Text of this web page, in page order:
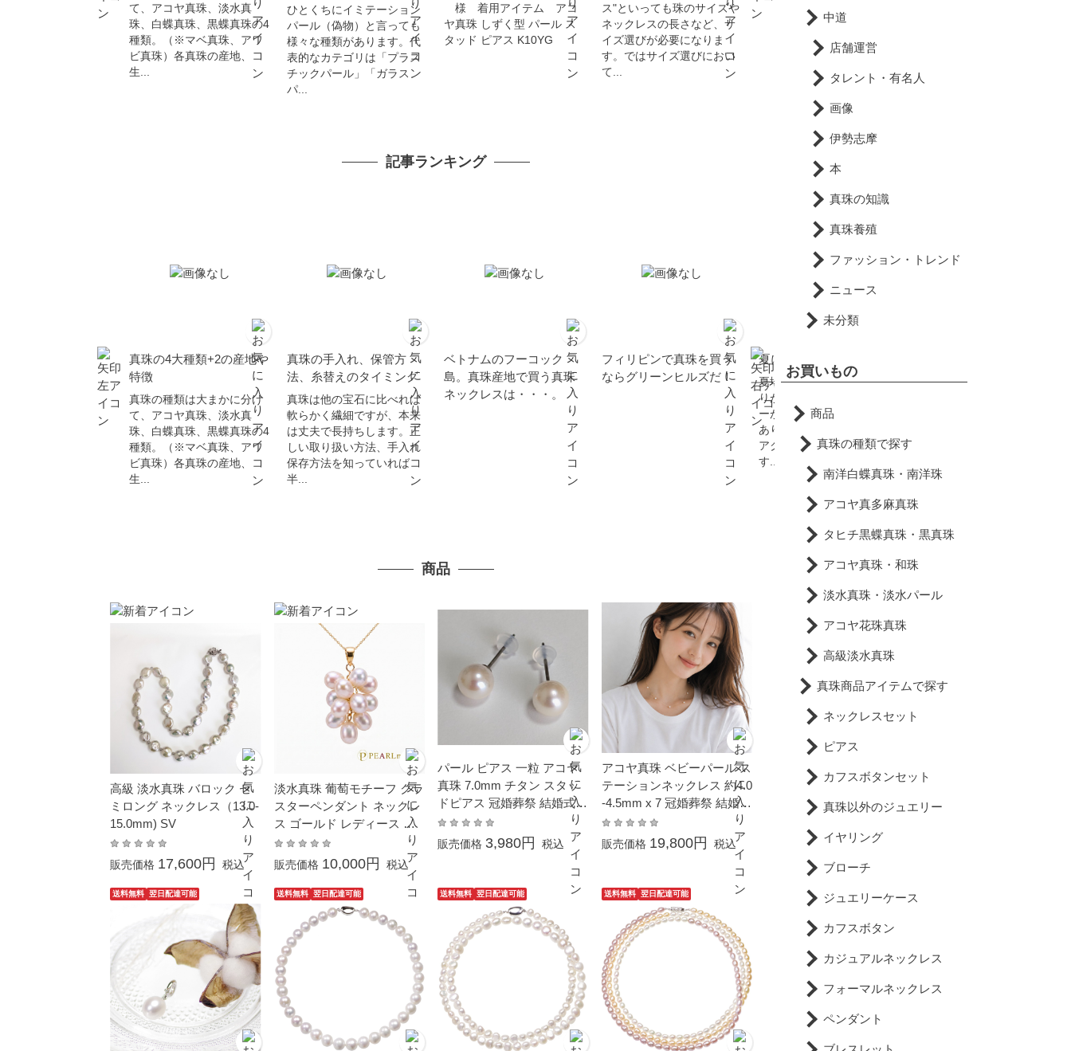
て、アコヤ真珠、淡水真
珠、白蝶真珠、黒蝶真珠の4
種類。（※マベ真珠、アワ
ビ真珠）各真珠の産地、
生...
ひとくちにイミテーション
パール（偽物）と言っても
様々な種類があります。代
表的なカテゴリは「プラス
チックパール」「ガラス
パ...
様 着用アイテム アコ
ヤ真珠 しずく型 パール ス
タッド ピアス K10YG
ス"といっても珠のサイズや
ネックレスの長さなど、サ
イズ選びが必要になりま
す。ではサイズ選びにおい
て...
記事ランキング
真珠の4大種類+2の産地や
特徴
真珠の種類は大まかに分け
て、アコヤ真珠、淡水真
珠、白蝶真珠、黒蝶真珠の4
種類。（※マベ真珠、アワ
ビ真珠）各真珠の産地、
生...
真珠の手入れ、保管方
法、糸替えのタイミング
真珠は他の宝石に比べれば
軟らかく繊細ですが、本来
は丈夫で長持ちします。正
しい取り扱い方法、手入れ
保存方法を知っていれば
半...
ベトナムのフーコック
島。真珠産地で買う真珠
ネックレスは・・・。
フィリピンで真珠を買う
ならグリーンヒルズだ！
夏に真珠をつけない理由
夏場は服装がシンプルにな
りがちなため、アクセサリ
ーが活かしやすい時期でも
あります。もちろん真珠の
アクセもバッチリなので
す...
商品
高級 淡水真珠 バロック セ
ミロング ネックレス（13.0-
15.0mm) SV
販売価格 17,600円 税込
淡水真珠 葡萄モチーフ クラ
スターペンダント ネックレ
ス ゴールド レディース シ
ンプル 上品 おしゃれ 普段
使い カジュアル プレゼント
販売価格 10,000円 税込
パール ピアス 一粒 アコヤ
真珠 7.0mm チタン スタッ
ドピアス 冠婚葬祭 結婚式
シリコン キャッチ 小さめ
本真珠 金属アレルギー対応
販売価格 3,980円 税込
アコヤ真珠 ベビーパール ス
テーションネックレス 約4.0
-4.5mm x 7 冠婚葬祭 結婚式
卒業 入園 入学式 母の日 ホ
ワイトデー プレゼント 金属
アレルギー対応 カジュアル
普段使い イエローゴールド
K10
販売価格 19,800円 税込
送料無料 翌日配達可能 送料無料 翌日配達可能 送料無料 翌日配達可能 送料無料 翌日配達可能
中道
店舗運営
タレント・有名人
画像
伊勢志摩
本
真珠の知識
真珠養殖
ファッション・トレンド
ニュース
未分類
お買いもの
商品
真珠の種類で探す
南洋白蝶真珠・南洋珠
アコヤ真多麻真珠
タヒチ黒蝶真珠・黒真珠
アコヤ真珠・和珠
淡水真珠・淡水パール
アコヤ花珠真珠
高級淡水真珠
真珠商品アイテムで探す
ネックレスセット
ピアス
カフスボタンセット
真珠以外のジュエリー
イヤリング
ブローチ
ジュエリーケース
カフスボタン
カジュアルネックレス
フォーマルネックレス
ペンダント